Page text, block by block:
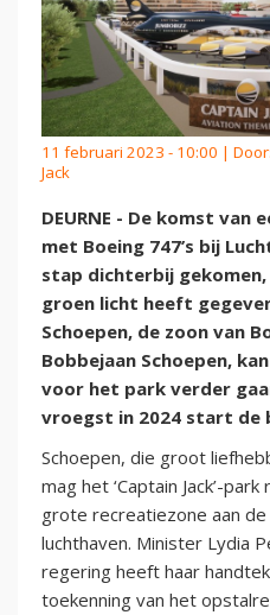
11 februari 2023 - 10:00 | Door:
Jack
DEURNE - De komst
met Boeing 747’s bij
stap dichterbij gekomen,
groen licht heeft
Schoepen, de zoon van
Bobbejaan Schoepen,
voor het park verder
vroegst in 2024 start de
Schoepen, die groot
mag het ‘Captain Jack’-
grote recreatiezone aan
luchthaven. Minister Lydia
regering heeft haar
toekenning van het